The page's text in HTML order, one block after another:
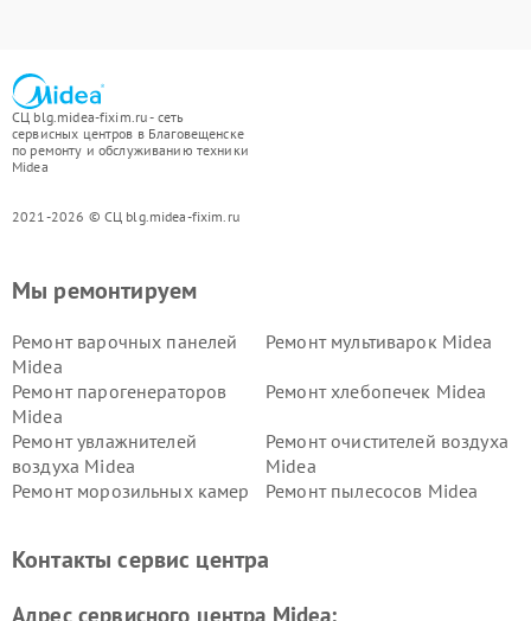
СЦ blg.midea-fixim.ru - сеть
сервисных центров в Благовещенске
по ремонту и обслуживанию техники
Midea
2021-2026 © СЦ blg.midea-fixim.ru
Мы ремонтируем
Ремонт варочных панелей
Midea
Ремонт мультиварок Midea
Ремонт парогенераторов
Midea
Ремонт хлебопечек Midea
Ремонт увлажнителей
воздуха Midea
Ремонт очистителей воздуха
Midea
Ремонт морозильных камер
Ремонт пылесосов Midea
пылесосов Midea
Midea
Контакты сервис центра
Адрес сервисного центра Midea: